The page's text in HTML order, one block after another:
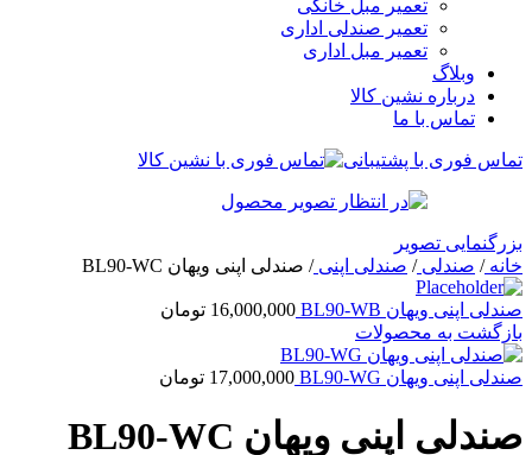
تعمیر مبل خانگی
تعمیر صندلی اداری
تعمیر مبل اداری
وبلاگ
درباره نشین کالا
تماس با ما
تماس فوری با پشتیبانی
بزرگنمایی تصویر
خانه/ صندلی/ صندلی اپنی/ صندلی اپنی ویهان BL90-WC
صندلی اپنی ویهان BL90-WB 16,000,000 تومان
بازگشت به محصولات
صندلی اپنی ویهان BL90-WG 17,000,000 تومان
صندلی اپنی ویهان BL90-WC